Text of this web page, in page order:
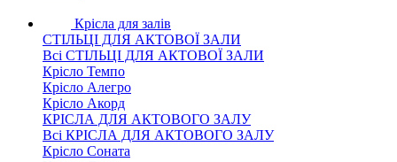
Крісла для залів
СТІЛЬЦІ ДЛЯ АКТОВОЇ ЗАЛИ
Всі СТІЛЬЦІ ДЛЯ АКТОВОЇ ЗАЛИ
Крісло Темпо
Крісло Алегро
Крісло Акорд
КРІСЛА ДЛЯ АКТОВОГО ЗАЛУ
Всі КРІСЛА ДЛЯ АКТОВОГО ЗАЛУ
Крісло Соната